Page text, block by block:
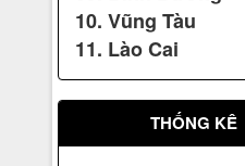
10. Vũng Tàu
11. Lào Cai
THỐNG KÊ